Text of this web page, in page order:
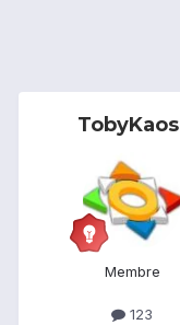
TobyKaos
Membre
123